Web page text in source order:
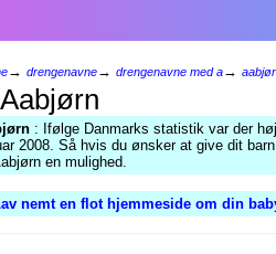
→ drengenavne→ drengenavne med a→
Aabjørn
: Ifølge Danmarks statistik var der
2008. Så hvis du ønsker at give dit
en mulighed.
nemt en flot hjemmeside om din